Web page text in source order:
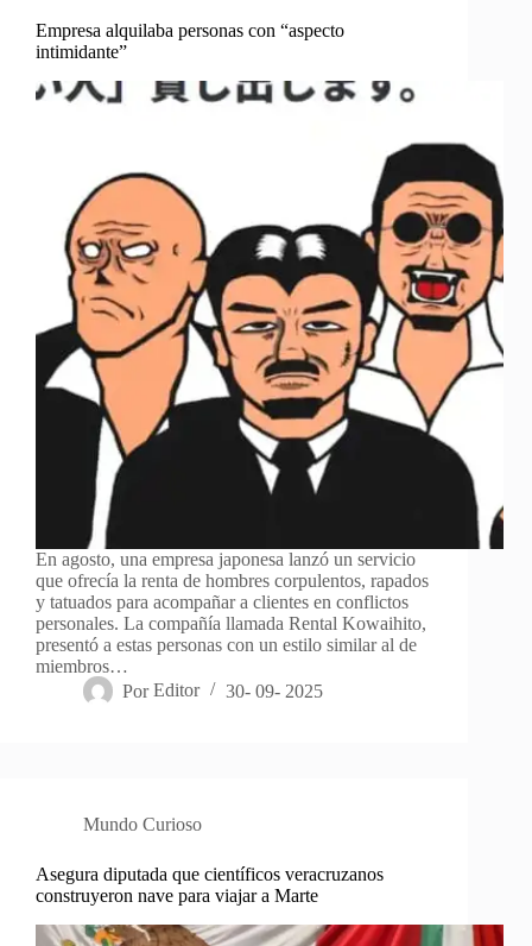
Empresa alquilaba personas con “aspecto
intimidante”
En agosto, una empresa japonesa lanzó un servicio
que ofrecía la renta de hombres corpulentos, rapados
y tatuados para acompañar a clientes en conflictos
personales. La compañía llamada Rental Kowaihito,
presentó a estas personas con un estilo similar al de
miembros…
Por Editor 30- 09- 2025
Mundo Curioso
Asegura diputada que científicos veracruzanos
construyeron nave para viajar a Marte